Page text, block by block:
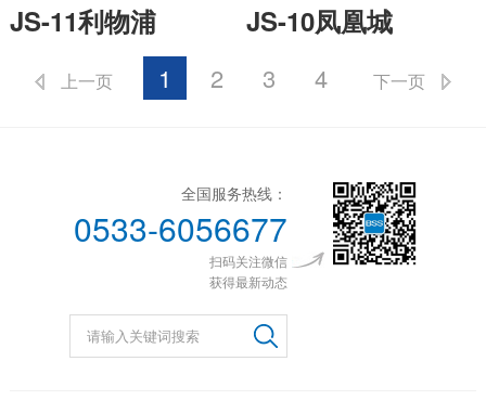
JS-11利物浦 JS-10凤凰城
上一页 1 2 3 4 下一页
全国服务热线：
0533-6056677
扫码关注微信
获得最新动态